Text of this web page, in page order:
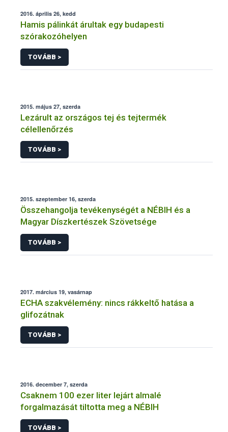
2016. április 26, kedd
Hamis pálinkát árultak egy budapesti
szórakozóhelyen
TOVÁBB >
2015. május 27, szerda
Lezárult az országos tej és tejtermék
célellenőrzés
TOVÁBB >
2015. szeptember 16, szerda
Összehangolja tevékenységét a NÉBIH és a
Magyar Díszkertészek Szövetsége
TOVÁBB >
2017. március 19, vasárnap
ECHA szakvélemény: nincs rákkeltő hatása a
glifozátnak
TOVÁBB >
2016. december 7, szerda
Csaknem 100 ezer liter lejárt almalé
forgalmazását tiltotta meg a NÉBIH
TOVÁBB >